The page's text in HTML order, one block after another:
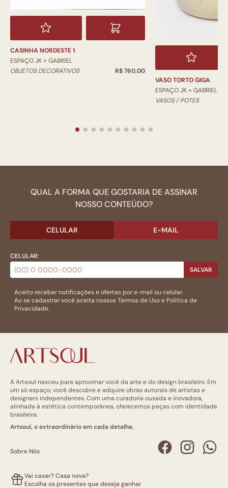
CASINHA NORDESTE 1
ESPAÇO JK + GABRIEL
OBJETOS DECORATIVOS
R$ 760,00
VASO TORTO GIGA
ESPAÇO JK + GABRIEL
VASOS / POTES
QUAL A FORMA QUE GOSTARIA DE ASSINAR
NOSSO CONTEÚDO?
CELULAR E-MAIL
CELULAR:
SALVAR
Aceito receber notificações e ofertas por e-mail ou celular.
Ao se cadastrar você aceita nossosTermos de Usoe Politica de
Privacidade.
A Artsoul nasceu para aproximar você da arte e do design brasileiro. Em
um só espaço, você descobre e adquire obras autorais de artistas e
designers independentes. Com uma curadoria ousada e inovadora,
alinhada à estética contemporânea, oferecemos peças com identidade
brasileira.
Artsoul, o extraordinário em cada detalhe.
Sobre Nós
Vai casar? Casa nova?
Escolha os presentes que deseja ganhar